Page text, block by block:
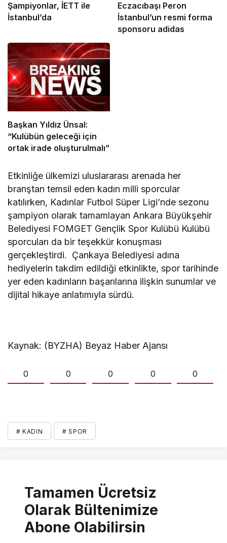
Şampiyonlar, İETT ile
İstanbul’da
Eczacıbaşı Peron
İstanbul’un resmi forma
sponsoru adidas
Başkan Yıldız Ünsal:
“Kulübün geleceği için
ortak irade oluşturulmalı”
Etkinliğe ülkemizi uluslararası arenada her
branştan temsil eden kadın milli sporcular
katılırken, Kadınlar Futbol Süper Ligi’nde sezonu
şampiyon olarak tamamlayan Ankara Büyükşehir
Belediyesi FOMGET Gençlik Spor Kulübü Kulübü
sporcuları da bir teşekkür konuşması
gerçekleştirdi. Çankaya Belediyesi adına
hediyelerin takdim edildiği etkinlikte, spor tarihinde
yer eden kadınların başarılarına ilişkin sunumlar ve
dijital hikaye anlatımıyla sürdü.
Kaynak: (BYZHA) Beyaz Haber Ajansı
0 0 0 0 0
# KADIN # SPOR
Tamamen Ücretsiz
Olarak Bültenimize
Abone Olabilirsin